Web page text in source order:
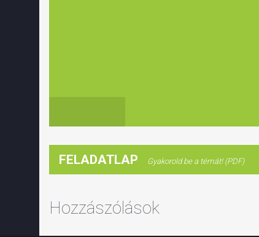
FELADATLAP Gyakorold be a témát! (PDF)
Hozzászólások